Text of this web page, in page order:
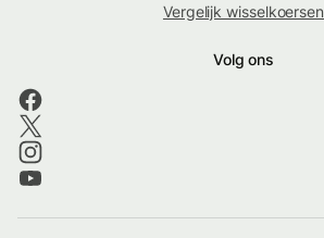
Vergelijk wisselkoersen
Volg ons